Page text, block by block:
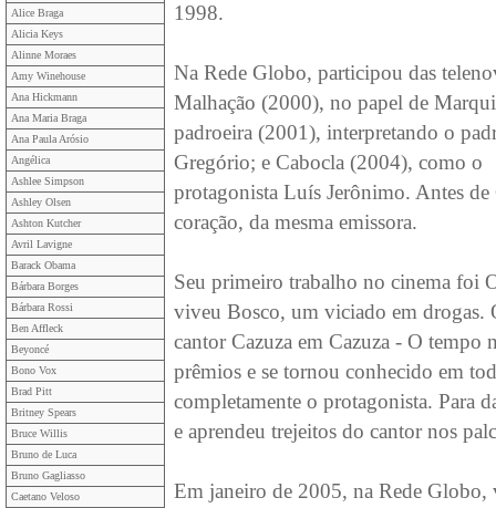
Alice Braga
Alicia Keys
Alinne Moraes
Amy Winehouse
Ana Hickmann
Ana Maria Braga
Ana Paula Arósio
Angélica
Ashlee Simpson
Ashley Olsen
Ashton Kutcher
Avril Lavigne
Barack Obama
Bárbara Borges
Bárbara Rossi
Ben Affleck
Beyoncé
Bono Vox
Brad Pitt
Britney Spears
Bruce Willis
Bruno de Luca
Bruno Gagliasso
Caetano Veloso
1998.
Na Rede Globo, participou das
Malhação (2000), no papel de
padroeira (2001), interpretando o
Gregório; e Cabocla (2004), como o
protagonista Luís Jerônimo. Antes
coração, da mesma emissora.
Seu primeiro trabalho no cinema foi
viveu Bosco, um viciado em drogas.
cantor Cazuza em Cazuza - O tempo
prêmios e se tornou conhecido em
completamente o protagonista. Para
e aprendeu trejeitos do cantor nos
Em janeiro de 2005, na Rede